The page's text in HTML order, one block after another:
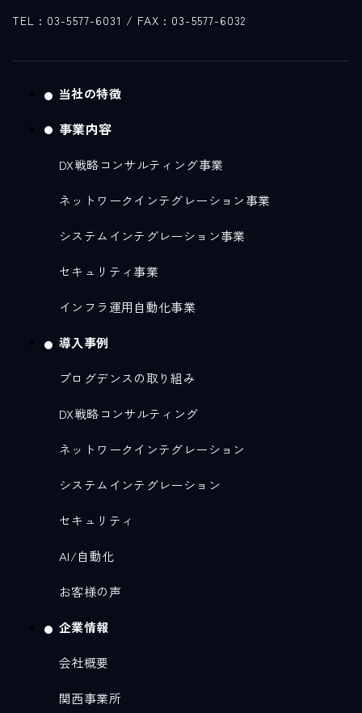
TEL : 03-5577-6031 / FAX : 03-5577-6032
当社の特徴
事業内容
DX戦略コンサルティング事業
ネットワークインテグレーション事業
システムインテグレーション事業
セキュリティ事業
インフラ運用自動化事業
導入事例
プログデンスの取り組み
DX戦略コンサルティング
ネットワークインテグレーション
システムインテグレーション
セキュリティ
AI/自動化
お客様の声
企業情報
会社概要
関西事業所